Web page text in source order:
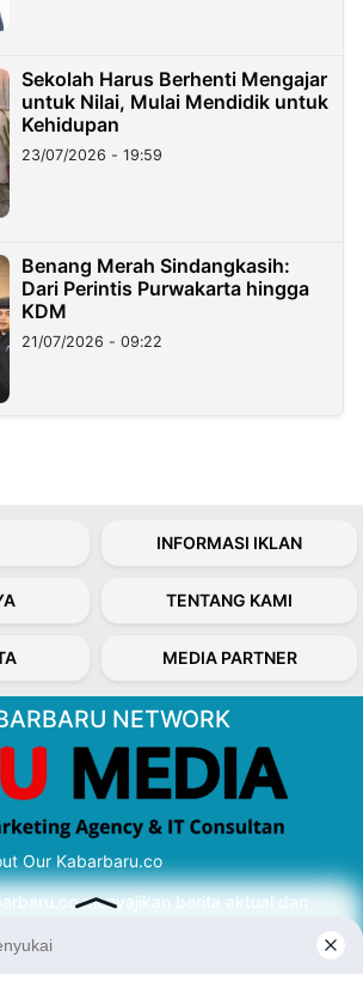
Sekolah Harus Berhenti Mengajar
untuk Nilai, Mulai Mendidik untuk
Kehidupan
23/07/2026 - 19:59
Benang Merah Sindangkasih:
Dari Perintis Purwakarta hingga
KDM
21/07/2026 - 09:22
INFORMASI IKLAN
TENTANG KAMI
MEDIA PARTNER
NETWORK
Our Kabarbaru.co
menyajikan berita aktual dan
terverifikasi dari sumber yang tepat.